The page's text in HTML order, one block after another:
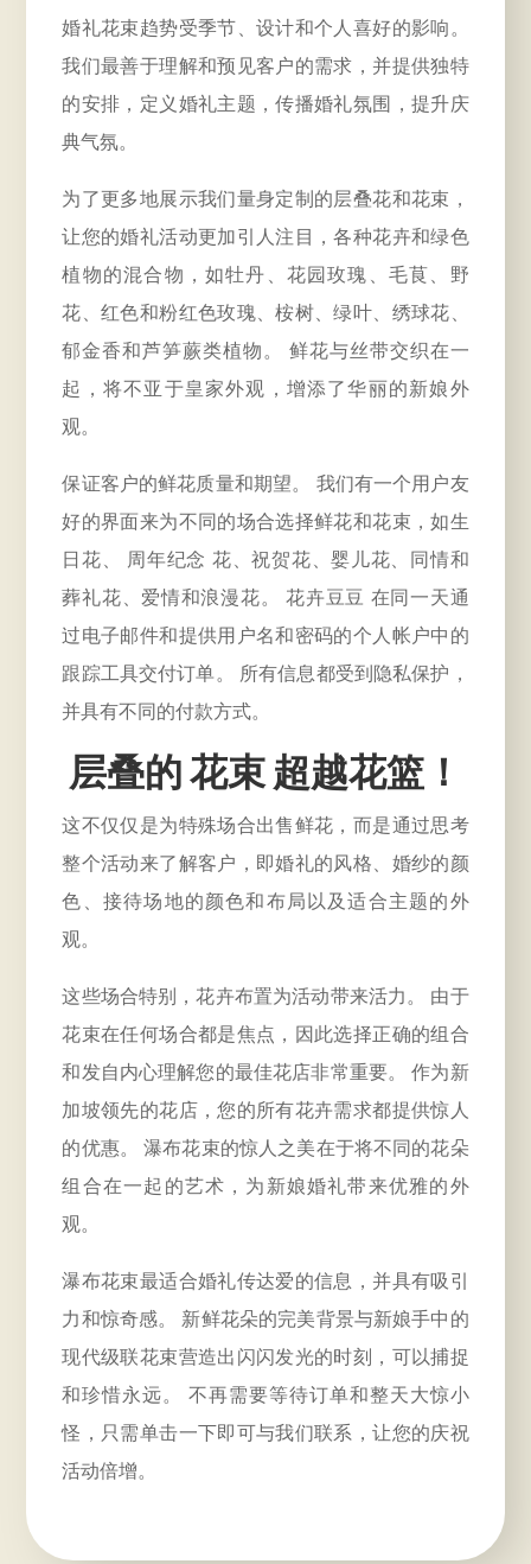
婚礼花束趋势受季节、设计和个人喜好的影响。
我们最善于理解和预见客户的需求，并提供独特
的安排，定义婚礼主题，传播婚礼氛围，提升庆
典气氛。
为了更多地展示我们量身定制的层叠花和花束，
让您的婚礼活动更加引人注目，各种花卉和绿色
植物的混合物，如牡丹、花园玫瑰、毛茛、野
花、红色和粉红色玫瑰、桉树、绿叶、绣球花、
郁金香和芦笋蕨类植物。 鲜花与丝带交织在一
起，将不亚于皇家外观，增添了华丽的新娘外
观。
保证客户的鲜花质量和期望。 我们有一个用户友
好的界面来为不同的场合选择鲜花和花束，如生
日花、 周年纪念 花、祝贺花、婴儿花、同情和
葬礼花、爱情和浪漫花。花卉豆豆 在同一天通
过电子邮件和提供用户名和密码的个人帐户中的
跟踪工具交付订单。 所有信息都受到隐私保护，
并具有不同的付款方式。
层叠的 花束 超越花篮！
这不仅仅是为特殊场合出售鲜花，而是通过思考
整个活动来了解客户，即婚礼的风格、婚纱的颜
色、接待场地的颜色和布局以及适合主题的外
观。
这些场合特别，花卉布置为活动带来活力。 由于
花束在任何场合都是焦点，因此选择正确的组合
和发自内心理解您的最佳花店非常重要。 作为新
加坡领先的花店，您的所有花卉需求都提供惊人
的优惠。瀑布花束的惊人之美在于将不同的花朵
组合在一起的艺术，为新娘婚礼带来优雅的外
观。
瀑布花束最适合婚礼传达爱的信息，并具有吸引
力和惊奇感。 新鲜花朵的完美背景与新娘手中的
现代级联花束营造出闪闪发光的时刻，可以捕捉
和珍惜永远。 不再需要等待订单和整天大惊小
怪，只需单击一下即可与我们联系，让您的庆祝
活动倍增。